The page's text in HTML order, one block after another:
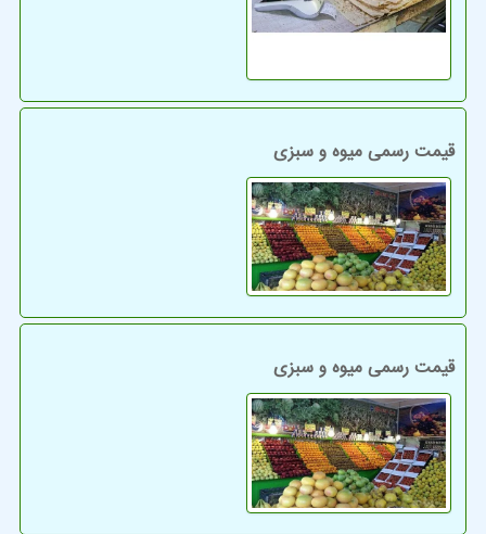
قیمت رسمی میوه و سبزی
قیمت رسمی میوه و سبزی